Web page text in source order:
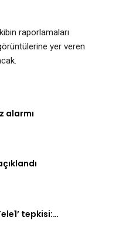
raporlamaları
yer veren
alarmı
tepkisi:…